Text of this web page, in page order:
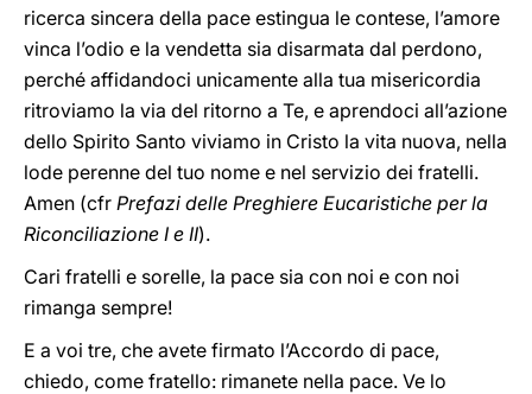
ricerca sincera della pace estingua le contese, l’amore
vinca l’odio e la vendetta sia disarmata dal perdono,
perché affidandoci unicamente alla tua misericordia
ritroviamo la via del ritorno a Te, e aprendoci all’azione
dello Spirito Santo viviamo in Cristo la vita nuova, nella
lode perenne del tuo nome e nel servizio dei fratelli.
Amen (cfr Prefazi delle Preghiere Eucaristiche per la
Riconciliazione I e II).
Cari fratelli e sorelle, la pace sia con noi e con noi
rimanga sempre!
E a voi tre, che avete firmato l’Accordo di pace,
chiedo, come fratello: rimanete nella pace. Ve lo